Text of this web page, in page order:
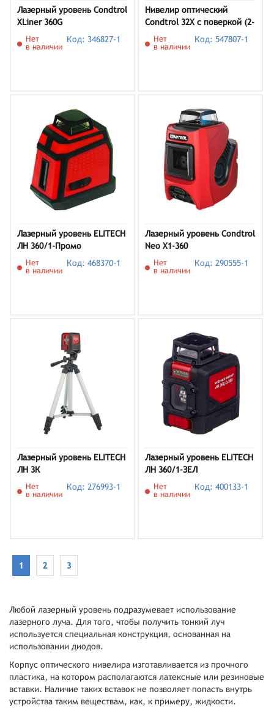
Лазерный уровень Condtrol
XLiner 360G
Нет
в наличии
Код: 346827-1
Нивелир оптический
Condtrol 32X с поверкой (2-
3-042)
Нет
в наличии
Код: 547807-1
Лазерный уровень ELITECH
ЛН 360/1-Промо
Нет
в наличии
Код: 468370-1
Лазерный уровень Condtrol
Neo X1-360
Нет
в наличии
Код: 290555-1
Лазерный уровень ELITECH
ЛН 3К
Нет
в наличии
Код: 276993-1
Лазерный уровень ELITECH
ЛН 360/1-ЗЕЛ
Нет
в наличии
Код: 400133-1
1 2 3
Любой лазерный уровень подразумевает использование
лазерного луча. Для того, чтобы получить тонкий луч
используется специальная конструкция, основанная на
использовании диодов.
Корпус оптического нивелира изготавливается из прочного
пластика, на котором располагаются латексные или резиновые
вставки. Наличие таких вставок не позволяет попасть внутрь
устройства таким веществам, как, к примеру, жидкости.